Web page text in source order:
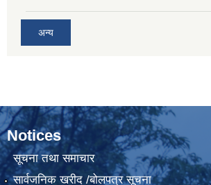
अन्य
Notices
सूचना तथा समाचार
सार्वजनिक खरीद /बोलपत्र सूचना